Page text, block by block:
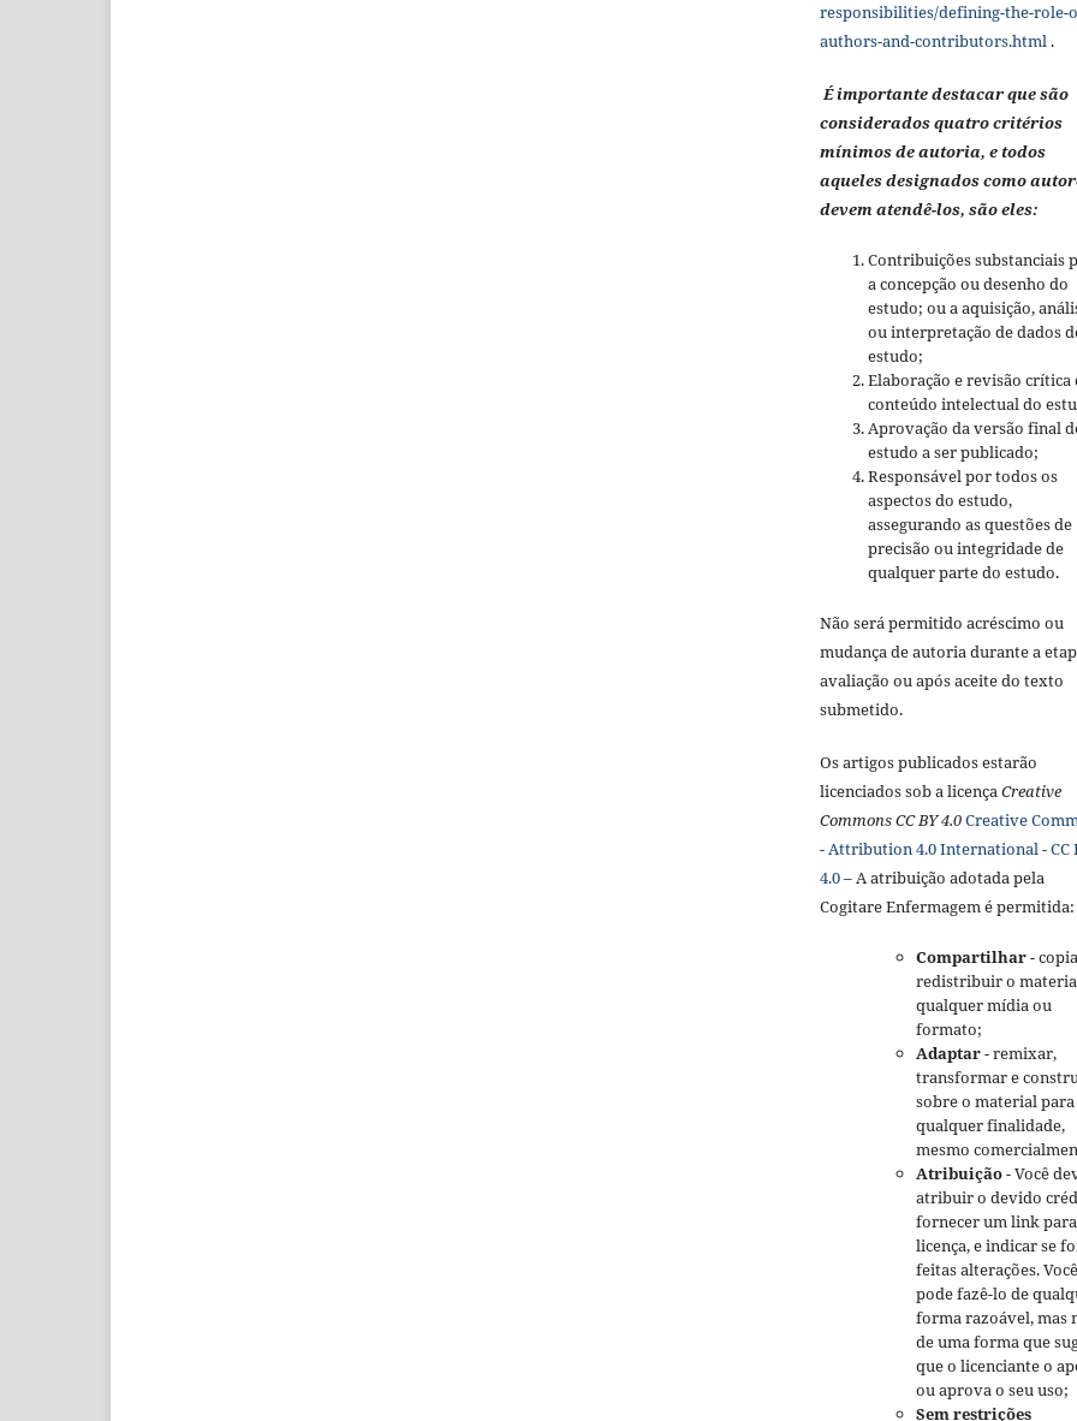
responsibilities/defining-the-role-
authors-and-contributors.html .
É importante destacar que são
considerados quatro critérios
mínimos de autoria, e todos
aqueles designados como
devem atendê-los, são eles:
Contribuições substanciais
a concepção ou desenho do
estudo; ou a aquisição,
ou interpretação de dados
estudo;
Elaboração e revisão crítica
conteúdo intelectual do
Aprovação da versão final
estudo a ser publicado;
Responsável por todos os
aspectos do estudo,
assegurando as questões de
precisão ou integridade de
qualquer parte do estudo.
Não será permitido acréscimo ou
mudança de autoria durante a
avaliação ou após aceite do texto
submetido.
Os artigos publicados estarão
licenciados sob a licençaCreative
Commons CC BY 4.0Creative
- Attribution 4.0 International - CC
4.0– A atribuição adotada pela
Cogitare Enfermagem é permitida:
Compartilhar-
redistribuir o
qualquer mídia ou
formato;
Adaptar- remixar,
transformar e
sobre o material para
qualquer finalidade,
mesmo
Atribuição- Você
atribuir o devido
fornecer um link
licença, e indicar se
feitas alterações. Você
pode fazê-lo de
forma razoável, mas
de uma forma que
que o licenciante o
ou aprova o seu uso;
Sem restrições